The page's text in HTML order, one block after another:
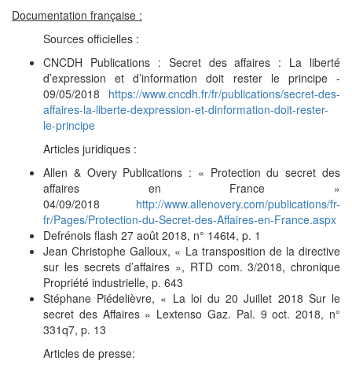
Documentation française :
Sources officielles :
CNCDH Publications : Secret des affaires : La liberté
d’expression et d’information doit rester le principe -
09/05/2018 https://www.cncdh.fr/fr/publications/secret-des-
affaires-la-liberte-dexpression-et-dinformation-doit-rester-
le-principe
Articles juridiques :
Allen & Overy Publications : « Protection du secret des
affaires en France »
04/09/2018 http://www.allenovery.com/publications/fr-
fr/Pages/Protection-du-Secret-des-Affaires-en-France.aspx
Defrénois flash 27 août 2018, n° 146t4, p. 1
Jean Christophe Galloux, « La transposition de la directive
sur les secrets d’affaires », RTD com. 3/2018, chronique
Propriété industrielle, p. 643
Stéphane Piédelièvre, « La loi du 20 Juillet 2018 Sur le
secret des Affaires » Lextenso Gaz. Pal. 9 oct. 2018, n°
331q7, p. 13
Articles de presse: